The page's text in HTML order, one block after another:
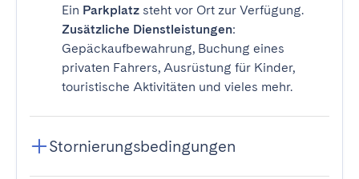
Ein Parkplatz steht vor Ort zur Verfügung.
Zusätzliche Dienstleistungen:
Gepäckaufbewahrung, Buchung eines
privaten Fahrers, Ausrüstung für Kinder,
touristische Aktivitäten und vieles mehr.
Stornierungsbedingungen